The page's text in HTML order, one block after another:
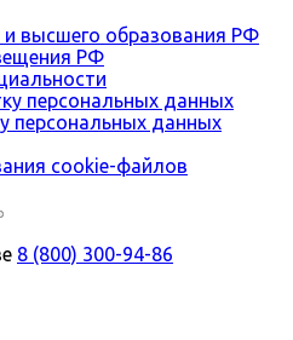
и высшего образования РФ
РФ
персональных данных
персональных данных
сookie-файлов
8 (800) 300-94-86